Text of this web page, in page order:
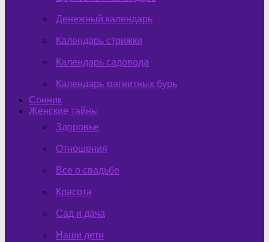
Денежный календарь
Календарь стрижки
Календарь садовода
Календарь магнитных бурь
Сонник
Женские тайны
Здоровье
Отношения
Все о свадьбе
Красота
Сад и дача
Наши дети